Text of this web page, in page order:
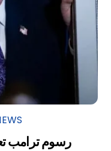
رسوم ترامب